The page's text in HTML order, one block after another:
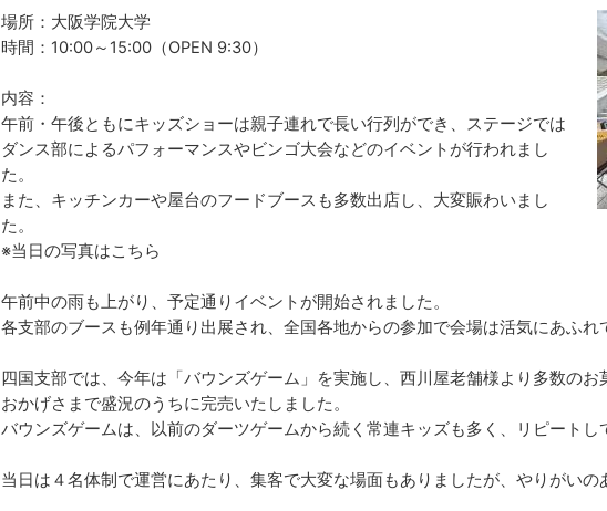
場所：大阪学院大学
時間：10:00～15:00（OPEN 9:30）
内容：
午前・午後ともにキッズショーは親子連れで長い行列ができ、ステージでは
ダンス部によるパフォーマンスやビンゴ大会などのイベントが行われまし
た。
また、キッチンカーや屋台のフードブースも多数出店し、大変賑わいまし
た。
※当日の写真はこちら
午前中の雨も上がり、予定通りイベントが開始されました。
各支部のブースも例年通り出展され、全国各地からの参加で会場は活気にあふれ
四国支部では、今年は「バウンズゲーム」を実施し、西川屋老舗様より多数のお
おかげさまで盛況のうちに完売いたしました。
バウンズゲームは、以前のダーツゲームから続く常連キッズも多く、リピートし
当日は４名体制で運営にあたり、集客で大変な場面もありましたが、やりがいの